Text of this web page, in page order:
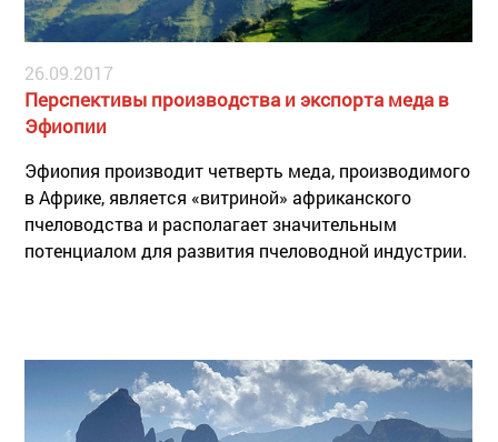
26.09.2017
Перспективы производства и экспорта меда в
Эфиопии
Эфиопия производит четверть меда, производимого
в Африке, является «витриной» африканского
пчеловодства и располагает значительным
потенциалом для развития пчеловодной индустрии.